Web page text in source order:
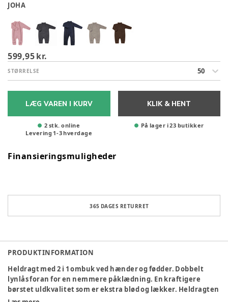
JOHA
599,95 kr.
STØRRELSE 50
LÆG VAREN I KURV
2 stk. online
Levering 1-3hverdage
KLIK & HENT
På lager i 23 butikker
Finansieringsmuligheder
365 DAGES RETURRET
PRODUKTINFORMATION
Heldragt med 2 i 1 ombuk ved hænder og fødder. Dobbelt
lynlås foran for en nemmere påklædning. En kraftigere
børstet uldkvalitet som er ekstra blød og lækker. Heldragten
er perfekt at bruge i barnevognen eller autostolen.